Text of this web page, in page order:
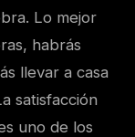
Lo mejor
habrás
llevar a casa
satisfacción
uno de los